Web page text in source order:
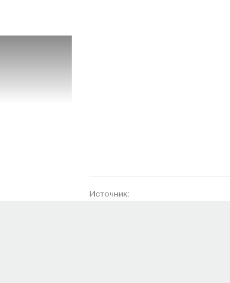
Источник: